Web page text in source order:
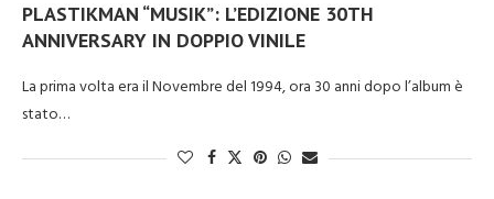
PLASTIKMAN “MUSIK”: L’EDIZIONE 30TH
ANNIVERSARY IN DOPPIO VINILE
La prima volta era il Novembre del 1994, ora 30 anni dopo l’album è
stato…